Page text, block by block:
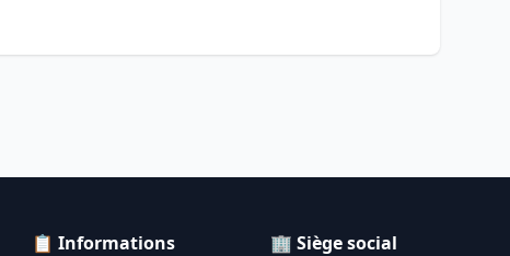
📋 Informations 🏢 Siège social